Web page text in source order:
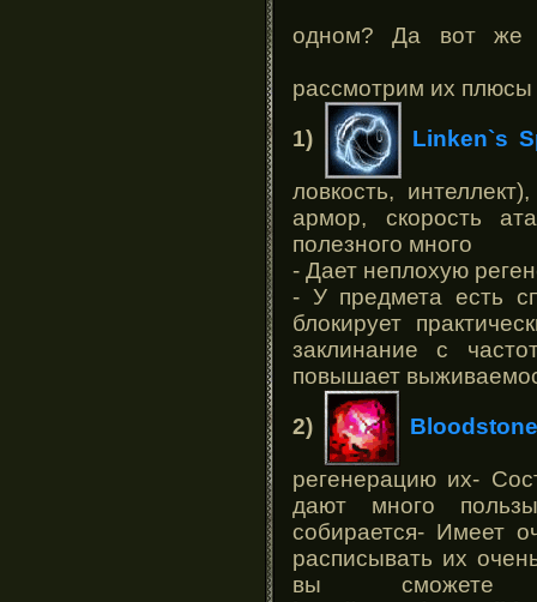
одном? Да вот
рассмотрим их плюсы
1) Linken`s
ловкость,
армор, скорость
полезного много
- Дает неплохую
- У предмета есть
блокирует
заклинание с
повышает
2)
регенерацию их-
дают много
собирается- Имеет
расписывать их
вы